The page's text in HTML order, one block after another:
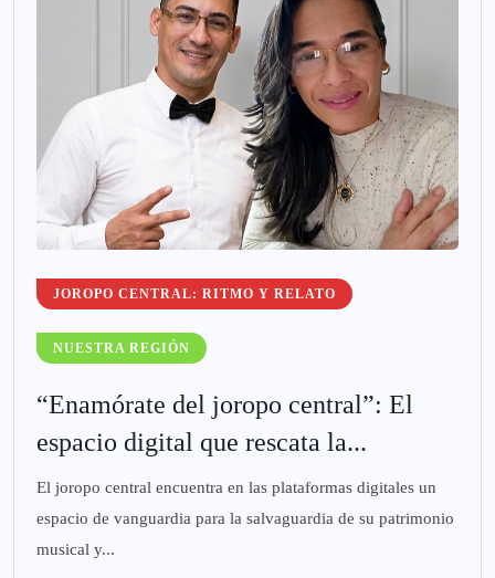
JOROPO CENTRAL: RITMO Y RELATO
NUESTRA REGIÓN
“Enamórate del joropo central”: El
espacio digital que rescata la...
El joropo central encuentra en las plataformas digitales un
espacio de vanguardia para la salvaguardia de su patrimonio
musical y...